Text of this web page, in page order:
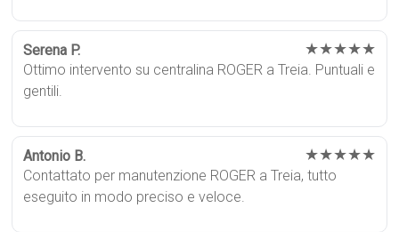
Serena P. ★★★★★
Ottimo intervento su centralina ROGER a Treia. Puntuali e
gentili.
Antonio B. ★★★★★
Contattato per manutenzione ROGER a Treia, tutto
eseguito in modo preciso e veloce.